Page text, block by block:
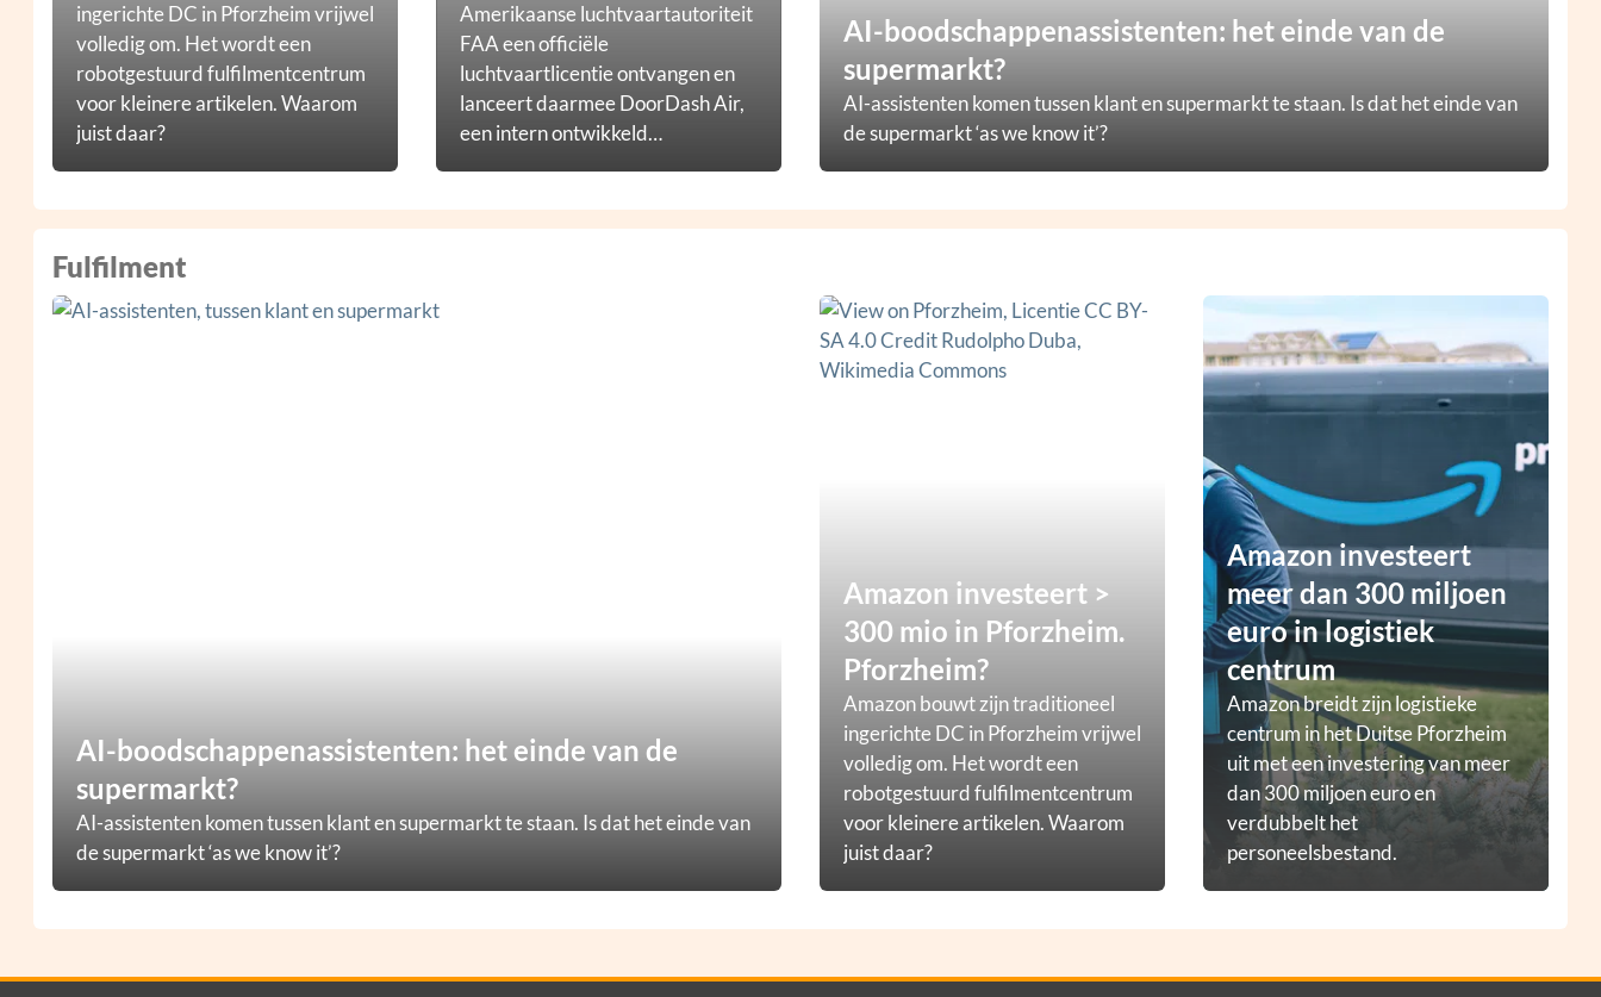
AI-boodschappenassistenten: het einde van de
supermarkt?
AI-assistenten komen tussen klant en supermarkt te staan. Is dat het einde van
de supermarkt ‘as we know it’?
ingerichte DC in Pforzheim vrijwel
volledig om. Het wordt een
robotgestuurd fulfilmentcentrum
voor kleinere artikelen. Waarom
juist daar?
Amerikaanse luchtvaartautoriteit
FAA een officiële
luchtvaartlicentie ontvangen en
lanceert daarmee DoorDash Air,
een intern ontwikkeld
Fulfilment
AI-boodschappenassistenten: het einde van de
supermarkt?
AI-assistenten komen tussen klant en supermarkt te staan. Is dat het einde van
de supermarkt ‘as we know it’?
Amazon investeert >
300 mio in Pforzheim.
Pforzheim?
Amazon bouwt zijn traditioneel
ingerichte DC in Pforzheim vrijwel
volledig om. Het wordt een
robotgestuurd fulfilmentcentrum
voor kleinere artikelen. Waarom
juist daar?
Amazon investeert
meer dan 300 miljoen
euro in logistiek
centrum
Amazon breidt zijn logistieke
centrum in het Duitse Pforzheim
uit met een investering van meer
dan 300 miljoen euro en
verdubbelt het
personeelsbestand.